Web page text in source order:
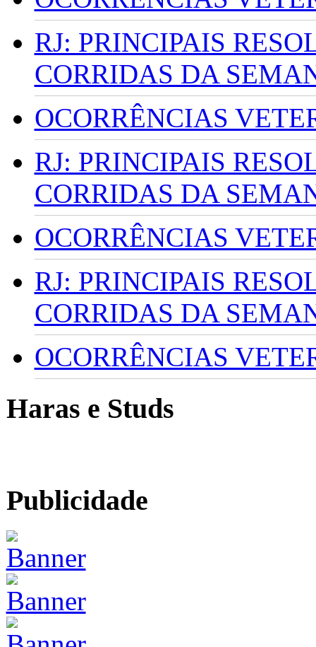
RJ: PRINCIPAIS
CORRIDAS DA
OCORRÊNCIAS
RJ: PRINCIPAIS
CORRIDAS DA
OCORRÊNCIAS
RJ: PRINCIPAIS
CORRIDAS DA
OCORRÊNCIAS
Haras e Studs
Publicidade